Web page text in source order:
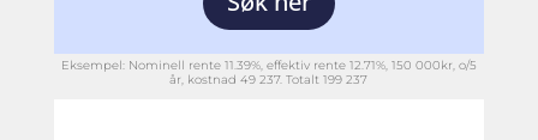
Eksempel: Nominell rente 11.39%, effektiv rente 12.71%, 150 000kr, o/5
år, kostnad 49 237. Totalt 199 237